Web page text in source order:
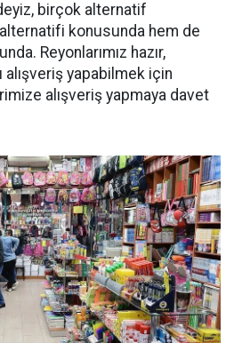
birçok alternatif
konusunda hem de
Reyonlarımız hazır,
yapabilmek için
alışveriş yapmaya davet